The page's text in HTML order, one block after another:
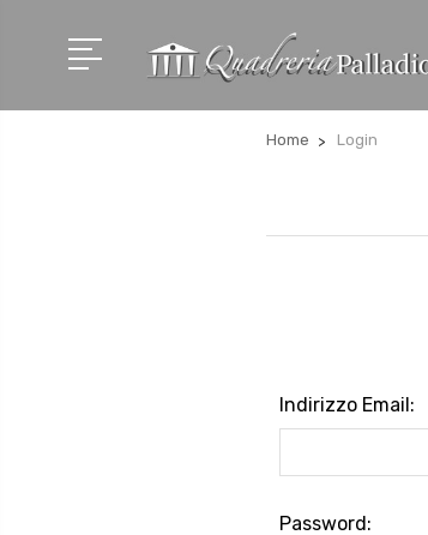
Home Login
Indirizzo Email:
Password: